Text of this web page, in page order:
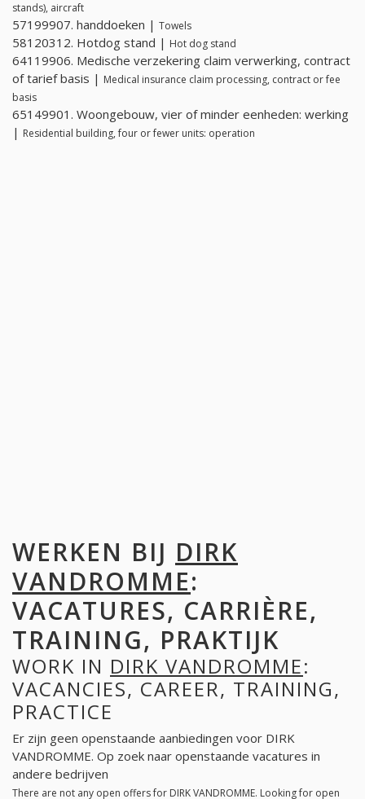
stands), aircraft
57199907. handdoeken | Towels
58120312. Hotdog stand | Hot dog stand
64119906. Medische verzekering claim verwerking, contract
of tarief basis | Medical insurance claim processing, contract or fee
basis
65149901. Woongebouw, vier of minder eenheden: werking
| Residential building, four or fewer units: operation
WERKEN BIJ DIRK
VANDROMME:
VACATURES, CARRIÈRE,
TRAINING, PRAKTIJK
WORK IN DIRK VANDROMME:
VACANCIES, CAREER, TRAINING,
PRACTICE
Er zijn geen openstaande aanbiedingen voor DIRK
VANDROMME. Op zoek naar openstaande vacatures in
andere bedrijven
There are not any open offers for DIRK VANDROMME. Looking for open